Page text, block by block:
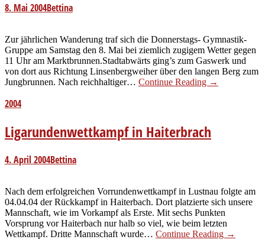
8. Mai 2004Bettina
Zur jährlichen Wanderung traf sich die Donnerstags- Gymnastik-
Gruppe am Samstag den 8. Mai bei ziemlich zugigem Wetter gegen
11 Uhr am Marktbrunnen.Stadtabwärts ging’s zum Gaswerk und
von dort aus Richtung Linsenbergweiher über den langen Berg zum
Jungbrunnen. Nach reichhaltiger… Continue Reading →
2004
Ligarundenwettkampf in Haiterbrach
4. April 2004Bettina
Nach dem erfolgreichen Vorrundenwettkampf in Lustnau folgte am
04.04.04 der Rückkampf in Haiterbach. Dort platzierte sich unsere
Mannschaft, wie im Vorkampf als Erste. Mit sechs Punkten
Vorsprung vor Haiterbach nur halb so viel, wie beim letzten
Wettkampf. Dritte Mannschaft wurde… Continue Reading →